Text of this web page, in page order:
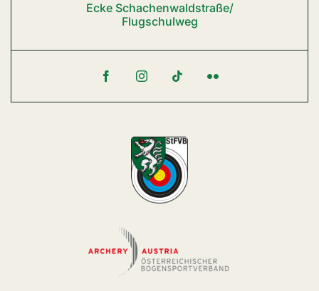
Ecke Schachenwaldstraße/
Flugschulweg